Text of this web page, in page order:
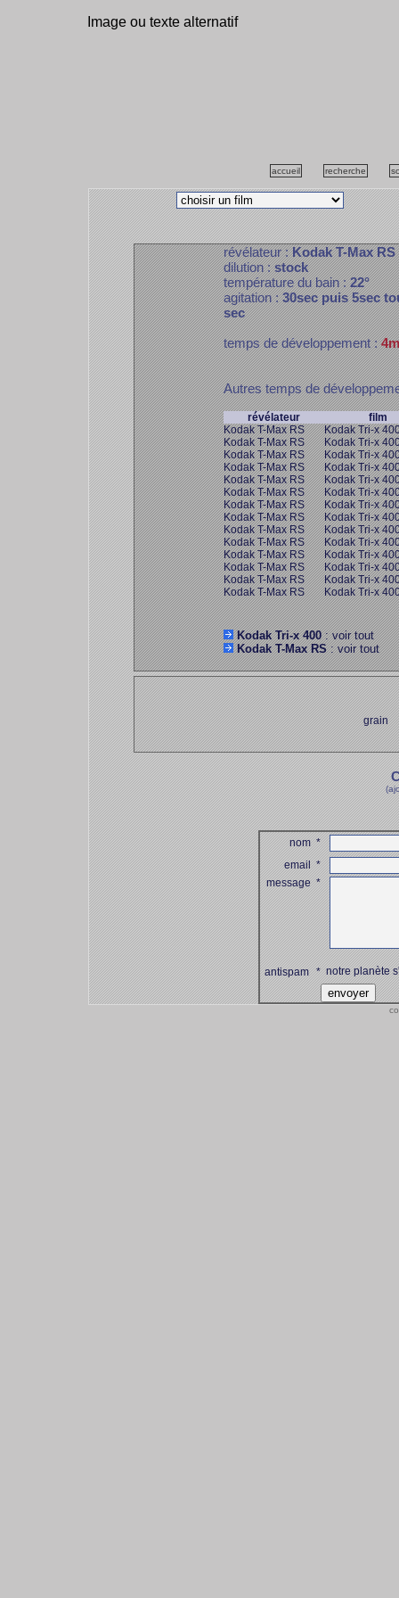
Image ou texte alternatif
accueil recherche
révélateur :Kodak T-Max RS
dilution :stock
température du bain :22°
agitation :30sec puis 5sec
sec
temps de développement :
Autres temps de
révélateur
film
Kodak T-Max RS
Kodak Tri-x
Kodak T-Max RS
Kodak Tri-x
Kodak T-Max RS
Kodak Tri-x
Kodak T-Max RS
Kodak Tri-x
Kodak T-Max RS
Kodak Tri-x
Kodak T-Max RS
Kodak Tri-x
Kodak T-Max RS
Kodak Tri-x
Kodak T-Max RS
Kodak Tri-x
Kodak T-Max RS
Kodak Tri-x
Kodak T-Max RS
Kodak Tri-x
Kodak T-Max RS
Kodak Tri-x
Kodak T-Max RS
Kodak Tri-x
Kodak T-Max RS
Kodak Tri-x
Kodak T-Max RS
Kodak Tri-x
Kodak Tri-x 400: voir tout
Kodak T-Max RS: voir tout
grain
nom*
email*
message*
antispam *notre planète